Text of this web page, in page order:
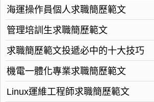
海運操作員個人求職簡歷範文
管理培訓生求職簡歷範文
求職簡歷範文投遞必中的十大技巧
機電一體化專業求職簡歷範文
Linux運維工程師求職簡歷範文